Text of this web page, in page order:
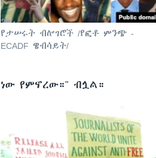
የታሠሩት ብሎገሮች /የፎቶ ምንጭ -
ECADF ዌብሳይት/
ነው የምኖረው።" ብሏል።